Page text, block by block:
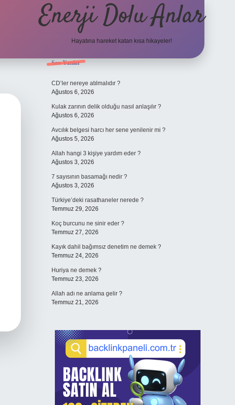
Enerji Dolu Anlar
Hayatına hareket katan kısa hikayeler!
Sidebar
Son Yazılar
CD’ler nereye atılmalıdır ?
Ağustos 6, 2026
Kulak zarının delik olduğu nasıl anlaşılır ?
Ağustos 6, 2026
Avcılık belgesi harcı her sene yenilenir mi ?
Ağustos 5, 2026
Allah hangi 3 kişiye yardım eder ?
Ağustos 3, 2026
7 sayısının basamağı nedir ?
Ağustos 3, 2026
Türkiye’deki rasathaneler nerede ?
Temmuz 29, 2026
Koç burcunu ne sinir eder ?
Temmuz 27, 2026
Kayık dahil bağımsız denetim ne demek ?
Temmuz 24, 2026
Huriya ne demek ?
Temmuz 23, 2026
Allah adı ne anlama gelir ?
Temmuz 21, 2026